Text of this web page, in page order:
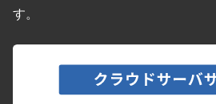
す。